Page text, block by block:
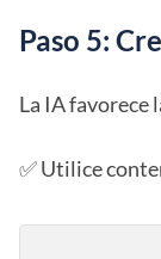
Paso 5:
La IA favorece
✅ Utilice